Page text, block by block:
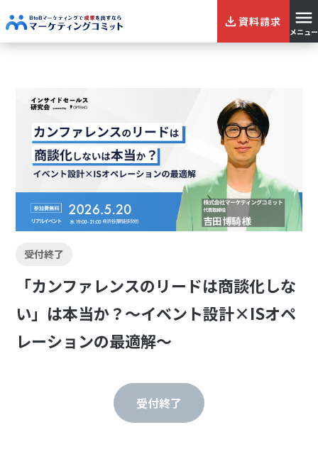
資料請求
メニュー
受付終了
「カンファレンスのリードは商談化しな
い」は本当か？〜イベント設計×ISオペ
レーションの最適解〜
受付終了